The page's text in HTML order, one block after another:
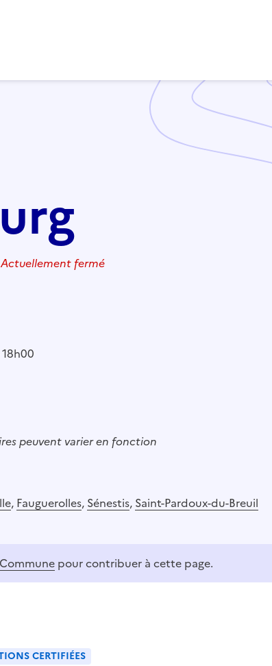
Actuellement fermé
peuvent varier en fonction
, Fauguerolles, Sénestis, Saint-Pardoux-du-Breuil
pour contribuer à cette page.
CERTIFIÉES